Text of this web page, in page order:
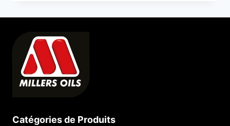
Catégories de Produits